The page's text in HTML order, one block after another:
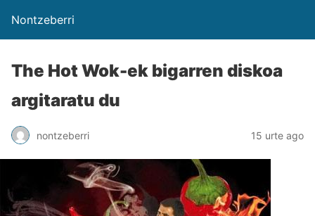
Nontzeberri
The Hot Wok-ek bigarren diskoa
argitaratu du
nontzeberri 15 urte ago